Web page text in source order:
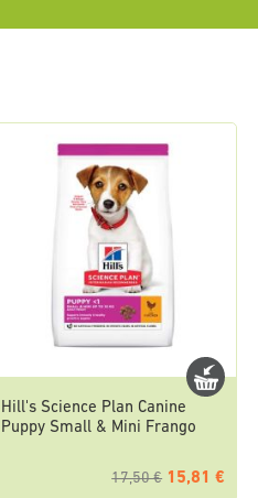
Hill's Science Plan Canine
Puppy Small & Mini Frango
17,50 € 15,81 €